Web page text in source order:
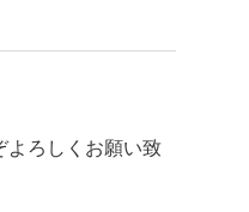
よろしくお願い致